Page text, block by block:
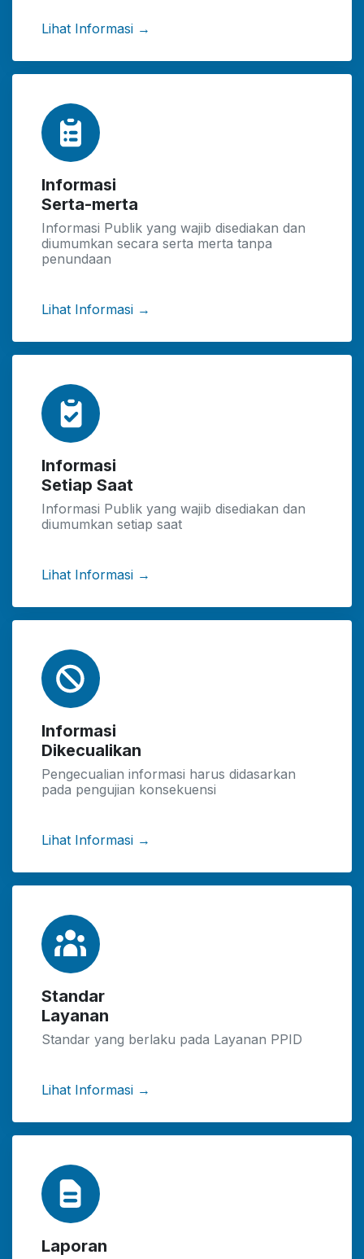
Lihat Informasi →
Informasi
Serta-merta
Informasi Publik yang wajib disediakan dan
diumumkan secara serta merta tanpa
penundaan
Lihat Informasi →
Informasi
Setiap Saat
Informasi Publik yang wajib disediakan dan
diumumkan setiap saat
Lihat Informasi →
Informasi
Dikecualikan
Pengecualian informasi harus didasarkan
pada pengujian konsekuensi
Lihat Informasi →
Standar
Layanan
Standar yang berlaku pada Layanan PPID
Lihat Informasi →
Laporan